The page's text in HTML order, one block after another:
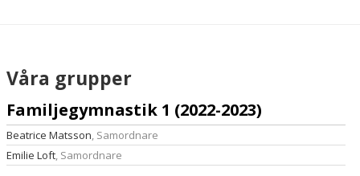
TÄVLINGAR
VECKOSCHEMA
HÄR TRÄNAR VI
Våra grupper
Familjegymnastik 1 (2022-2023)
Beatrice Matsson, Samordnare
Emilie Loft, Samordnare